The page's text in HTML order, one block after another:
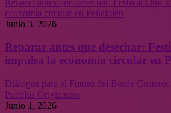
economía circular en Peñalolén
Junio 3, 2026
Reparar antes que desechar:
impulsa la economía circular en
Diálogos para el Futuro del Borde
Pueblos Originarios
Junio 1, 2026